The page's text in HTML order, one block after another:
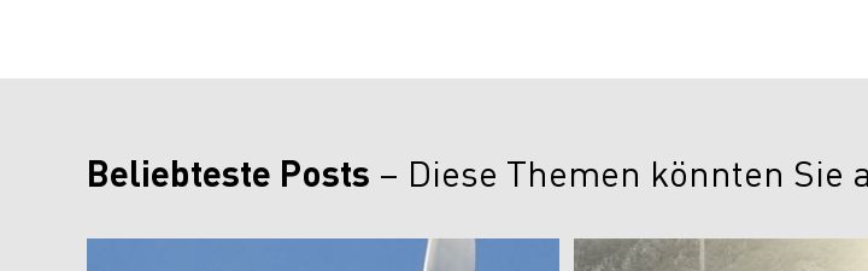
Beliebteste Posts Diese Themen könnten Sie